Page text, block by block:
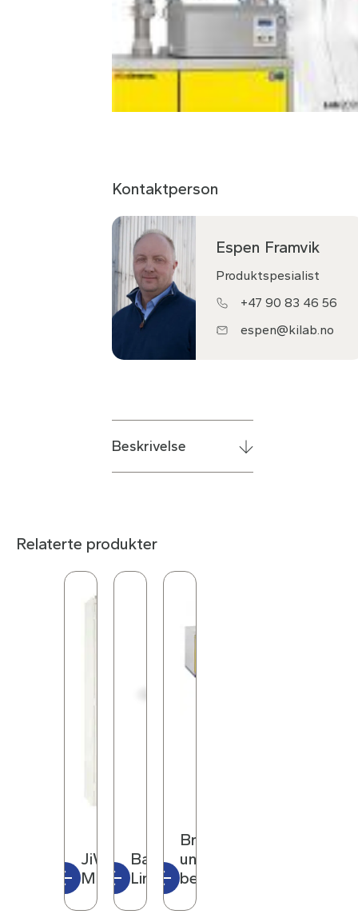
Kontaktperson
Espen Framvik
Produktspesialist
+47 90 83 46 56
espen@kilab.no
Beskrivelse
Relaterte produkter
JiWa
Miljøskap
Battery
Line 90
Brannskap
under
benk